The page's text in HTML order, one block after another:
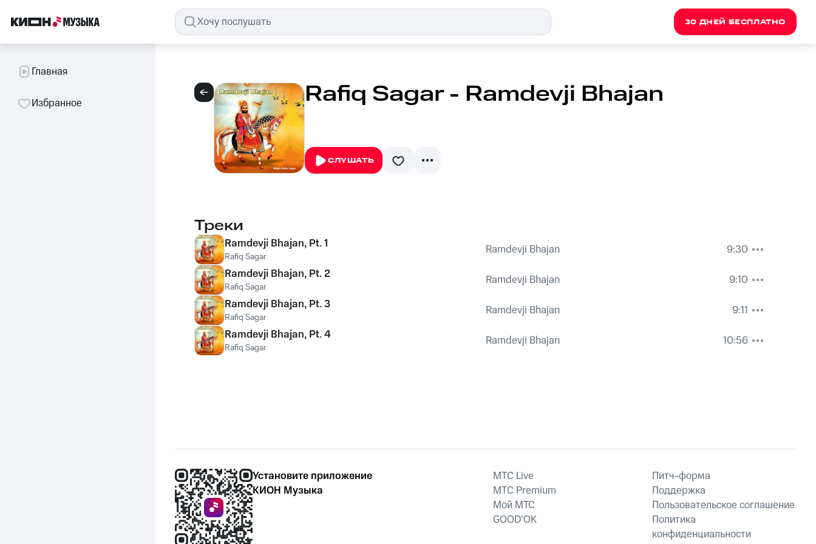
30 ДНЕЙ БЕСПЛАТНО
Главная
Избранное Rafiq Sagar - Ramdevji Bhajan
СЛУШАТЬ
Треки
Ramdevji Bhajan, Pt. 1
Rafiq Sagar Ramdevji Bhajan
9:30
Ramdevji Bhajan, Pt. 2
Rafiq Sagar Ramdevji Bhajan
9:10
Ramdevji Bhajan, Pt. 3
Rafiq Sagar Ramdevji Bhajan
9:11
Ramdevji Bhajan, Pt. 4
Rafiq Sagar Ramdevji Bhajan 10:56
Установите приложение
КИОН Музыка
MTС Live
MTС Premium
Мой МТС
GOOD’OK
Питч-форма
Поддержка
Пользовательское соглашение
Политика
конфиденциальности